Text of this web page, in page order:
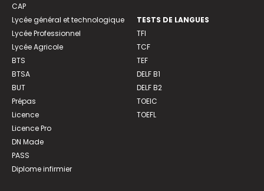
CAP
Lycée général et technologique
Lycée Professionnel
Lycée Agricole
BTS
BTSA
BUT
Prépas
Licence
Licence Pro
DN Made
PASS
Diplome infirmier
TESTS DE LANGUES
TFI
TCF
TEF
DELF B1
DELF B2
TOEIC
TOEFL